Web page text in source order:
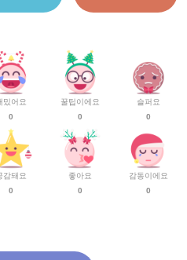
밌어요
0
감돼요
0
꿀팁이에요
0
좋아요
0
슬퍼요
0
감동이에요
0